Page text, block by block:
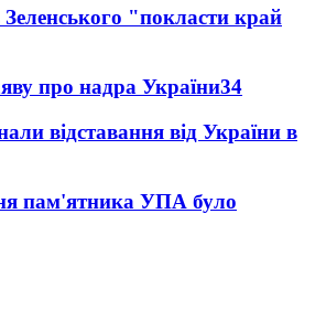
"покласти край
про надра України34
відставання від України в
пам'ятника УПА було